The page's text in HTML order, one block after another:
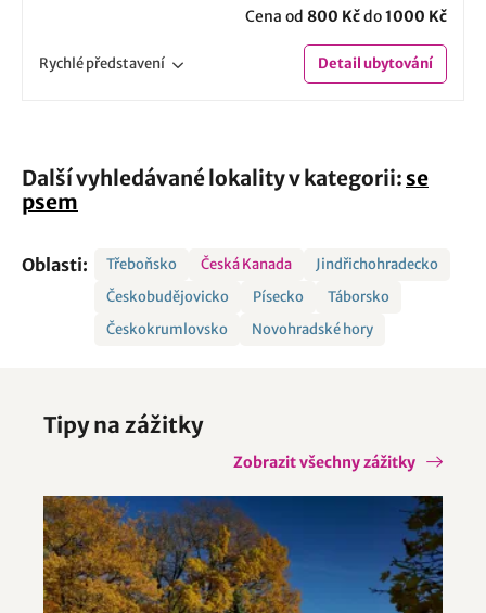
Cena od 800 Kčdo1000 Kč
Rychlépředstavení Detailubytování
Další vyhledávané lokality v kategorii: se
psem
Oblasti: Třeboňsko Česká Kanada
Jindřichohradecko
Českobudějovicko
Písecko
Táborsko
Českokrumlovsko
Novohradské hory
Tipy na zážitky
Zobrazit všechny zážitky